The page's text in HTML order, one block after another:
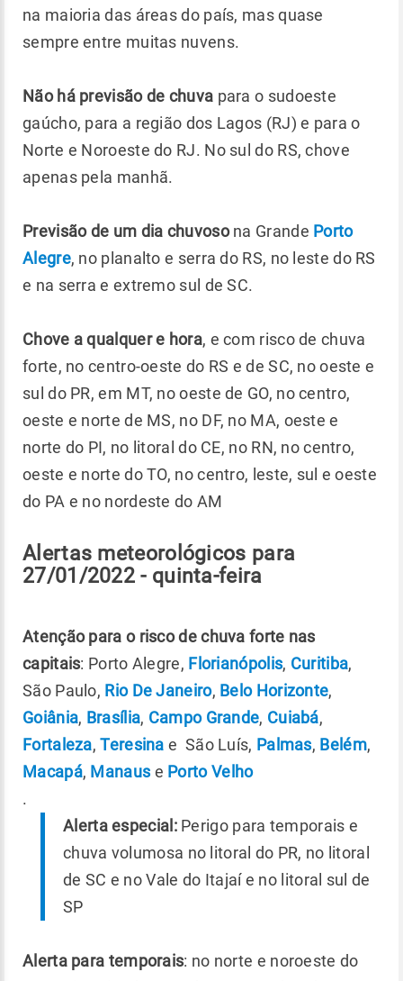
na maioria das áreas do país, mas quase
sempre entre muitas nuvens.
Não há previsão de chuva para o sudoeste
gaúcho, para a região dos Lagos (RJ) e para o
Norte e Noroeste do RJ. No sul do RS, chove
apenas pela manhã.
Previsão de um dia chuvosona Grande Porto
Alegre, no planalto e serra do RS, no leste do RS
e na serra e extremo sul de SC.
Chove a qualquer e hora, e com risco de chuva
forte, no centro-oeste do RS e de SC, no oeste e
sul do PR, em MT, no oeste de GO, no centro,
oeste e norte de MS, no DF, no MA, oeste e
norte do PI, no litoral do CE, no RN, no centro,
oeste e norte do TO, no centro, leste, sul e oeste
do PA e no nordeste do AM
Alertas meteorológicos para
27/01/2022 - quinta-feira
Atenção para o risco de chuva forte nas
capitais: Porto Alegre, Florianópolis, Curitiba,
São Paulo, Rio De Janeiro, Belo Horizonte,
Goiânia, Brasília, Campo Grande, Cuiabá,
Fortaleza,Teresina e São Luís, Palmas, Belém,
Macapá, Manause Porto Velho
.
Alerta especial:Perigo para temporais e
chuva volumosa no litoral do PR, no litoral
de SC e no Vale do Itajaí e no litoral sul de
SP
Alerta para temporais: no norte e noroeste do